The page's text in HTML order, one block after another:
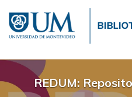
contenido
principal
REDUM: